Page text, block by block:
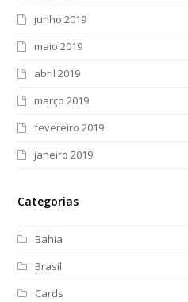
junho 2019
maio 2019
abril 2019
março 2019
fevereiro 2019
janeiro 2019
Categorias
Bahia
Brasil
Cards